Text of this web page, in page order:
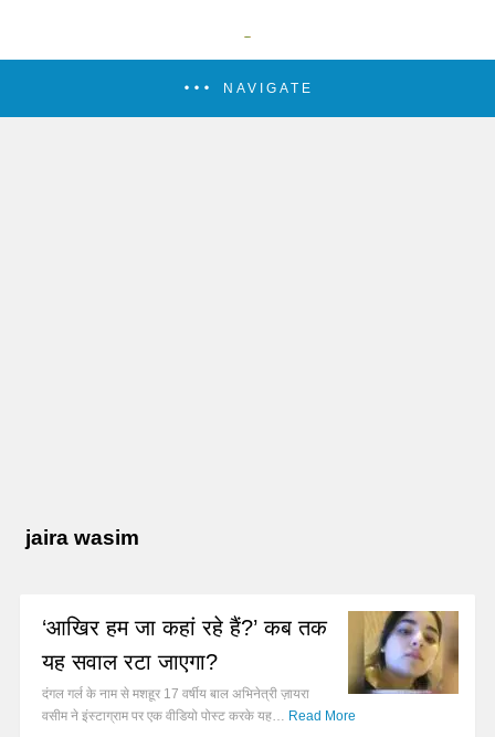
NAVIGATE
jaira wasim
‘आखिर हम जा कहां रहे हैं?’ कब तक
यह सवाल रटा जाएगा?
दंगल गर्ल के नाम से मशहूर 17 वर्षीय बाल अभिनेत्री ज़ायरा
वसीम ने इंस्टाग्राम पर एक वीडियो पोस्ट करके यह… Read More